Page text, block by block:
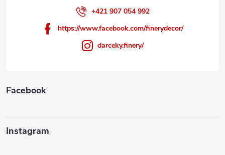
+421 907 054 992
https://www.facebook.com/finerydecor/
darceky.finery/
Facebook
Instagram